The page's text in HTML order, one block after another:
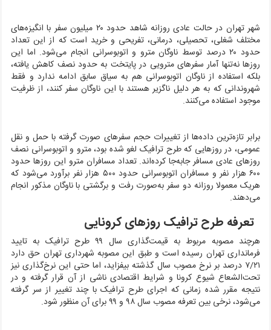
شهر تهران در حالت عادی روزانه شاهد حدود ۲۰ میلیون سفر با انگیزه‌های
مختلف شغلی، تحصیلی، درمانی، تفریحی و خرید است که از این تعداد
حدود ۲۰ درصد توسط ناوگان مترو و اتوبوسرانی انجام می‌شود. اما این
روزها نه‌تنها آمار سفرهای مترویی در پایتخت به حدود نصف کاهش یافته،
بلکه استفاده از ناوگان اتوبوسرانی هم به سیاق سابق ادامه ندارد و فقط
شهروندانی که به هر دلیل ناگزیر هستند با این ناوگان سفر کنند، از ظرفیت
موجود استفاده می‌کنند.
برابر تازه‌ترین داده‌ها از تغییرات حجم سفرهای صورت گرفته با حمل و نقل
عمومی، در روزهایی که طرح ترافیک لغو شده بود، مترو و اتوبوسرانی نصف
روزهای عادی مسافر جابه‌جا کرده‌اند. تعداد مسافران مترو این روزها حدود
۶۰۰ هزار نفر و مسافران اتوبوسرانی حدود ۵۰۰ هزار نفر برآورد می‌شود که
هریک معمولا روزانه دو سفر به‌صورت رفت و برگشتی با ناوگان مذکور انجام
می‌دهند.
تعرفه طرح ترافیک روزهای کرونایی
هرچند مصوبه مربوط به قیمت‌گذاری سال ۹۹ طرح ترافیک به تایید
فرمانداری تهران رسیده است و طبق این مصوبه شهرداری تهران حق دارد
۷/۲۱ درصد بر نرخ مصوب سال گذشته بیفزاید، اما حتی این نرخ‌گذاری نیز
تحت‌الشعاع شیوع کرونا و شرایط اقتصادی ناشی از آن قرار گرفته و در
نتیجه مقرر شده زمانی که اجرای طرح ترافیک با چند تغییر از سر گرفته
می‌شود، نرخی بین تعرفه مصوب سال ۹۸ و ۹۹ برای آن منظور شود.